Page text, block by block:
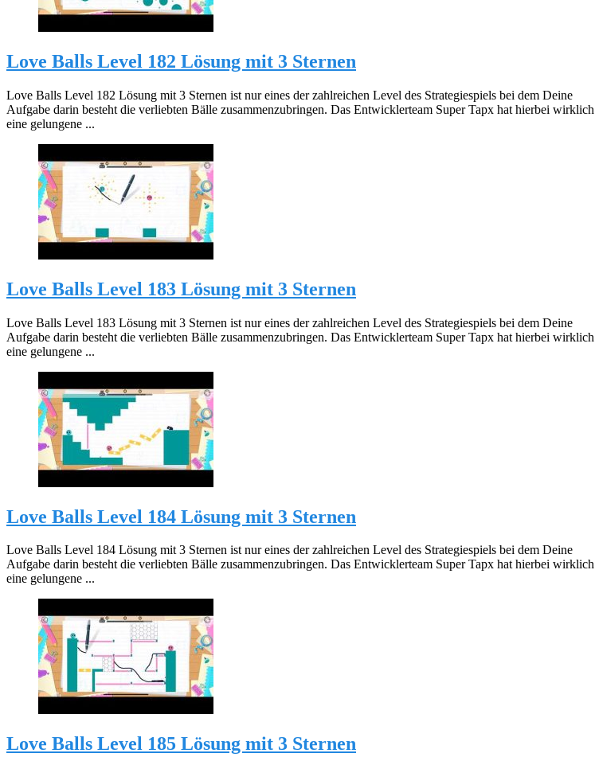
Love Balls Level 182 Lösung mit 3 Sternen
Love Balls Level 182 Lösung mit 3 Sternen ist nur eines der zahlreichen Level des Strategiespiels bei dem Deine
Aufgabe darin besteht die verliebten Bälle zusammenzubringen. Das Entwicklerteam Super Tapx hat hierbei wirklich
eine gelungene ...
Love Balls Level 183 Lösung mit 3 Sternen
Love Balls Level 183 Lösung mit 3 Sternen ist nur eines der zahlreichen Level des Strategiespiels bei dem Deine
Aufgabe darin besteht die verliebten Bälle zusammenzubringen. Das Entwicklerteam Super Tapx hat hierbei wirklich
eine gelungene ...
Love Balls Level 184 Lösung mit 3 Sternen
Love Balls Level 184 Lösung mit 3 Sternen ist nur eines der zahlreichen Level des Strategiespiels bei dem Deine
Aufgabe darin besteht die verliebten Bälle zusammenzubringen. Das Entwicklerteam Super Tapx hat hierbei wirklich
eine gelungene ...
Love Balls Level 185 Lösung mit 3 Sternen